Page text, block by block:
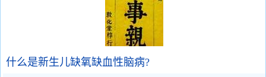
什么是新生儿缺氧缺血性脑病?